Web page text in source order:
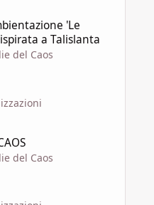
'Le
a Talislanta
del Caos
del Caos